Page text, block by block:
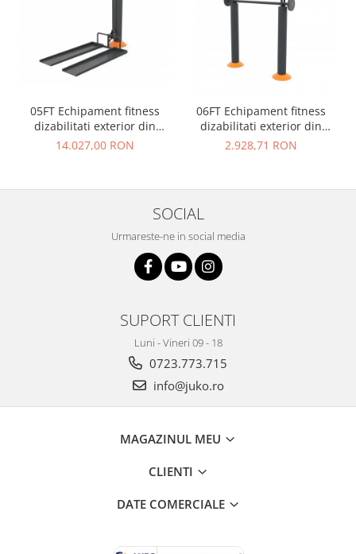
05FT Echipament fitness
dizabilitati exterior din
metal
14.027,00 RON
06FT Echipament fitness
dizabilitati exterior din
metal
2.928,71 RON
SOCIAL
Urmareste-ne in social media
SUPORT CLIENTI
Luni - Vineri 09 - 18
0723.773.715
info@juko.ro
MAGAZINUL MEU
CLIENTI
DATE COMERCIALE